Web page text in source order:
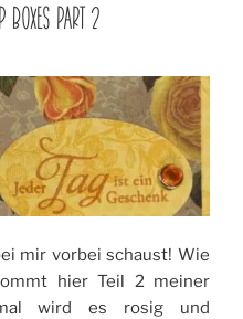
BOXES PART 2
mir vorbei schaust! Wie
hier Teil 2 meiner
wird es rosig und